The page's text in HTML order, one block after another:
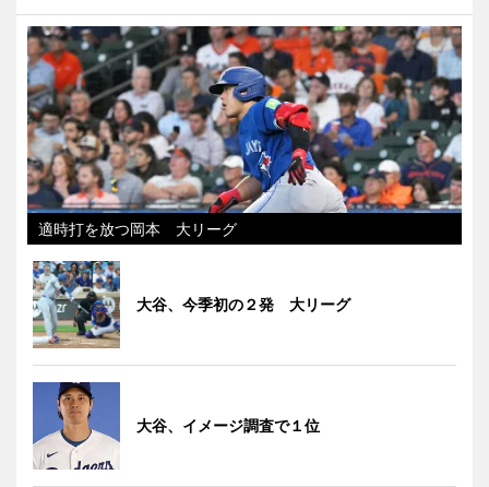
適時打を放つ岡本 大リーグ
大谷、今季初の２発 大リーグ
大谷、イメージ調査で１位